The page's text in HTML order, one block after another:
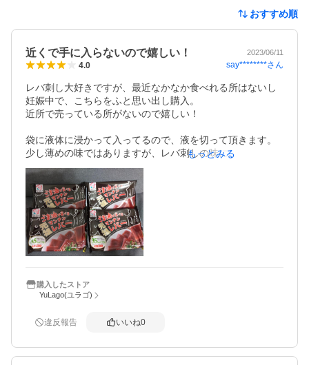
おすすめ順
近くで手に入らないので嬉しい！ 2023/06/11
4.0 say********さん
レバ刺し大好きですが、最近なかなか食べれる所はないし
妊娠中で、こちらをふと思い出し購入。
近所で売っている所がないので嬉しい！
袋に液体に浸かって入ってるので、液を切って頂きます。
少し薄めの味ではありますが、レバ刺しの味にだいぶ近い
です。
少し酸っぱさがあるかもしれません。
添付のごま油ダレをつけると、更にレバ刺しに近くなりま
す。白ごま、ねぎをかけるとかなり本物に近いかと思いま
す。
レモン汁なんかもかけても良いかも！
もちろん充分冷やしてから食べた方が良いです。
ます。
改良してもっと濃厚な感じになったりなんかしたら嬉しい
先でした。
もっとみる
購入したストア
YuLago(ユラゴ)
違反報告 いいね0